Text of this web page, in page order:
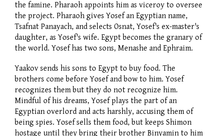
the famine. Pharaoh appoints him as viceroy to oversee
the project. Pharaoh gives Yosef an Egyptian name,
Tsafnat Panayach, and selects Osnat, Yosef's ex-master's
daughter, as Yosef's wife. Egypt becomes the granary of
the world. Yosef has two sons, Menashe and Ephraim.
Yaakov sends his sons to Egypt to buy food. The
brothers come before Yosef and bow to him. Yosef
recognizes them but they do not recognize him.
Mindful of his dreams, Yosef plays the part of an
Egyptian overlord and acts harshly, accusing them of
being spies. Yosef sells them food, but keeps Shimon
hostage until they bring their brother Binyamin to him